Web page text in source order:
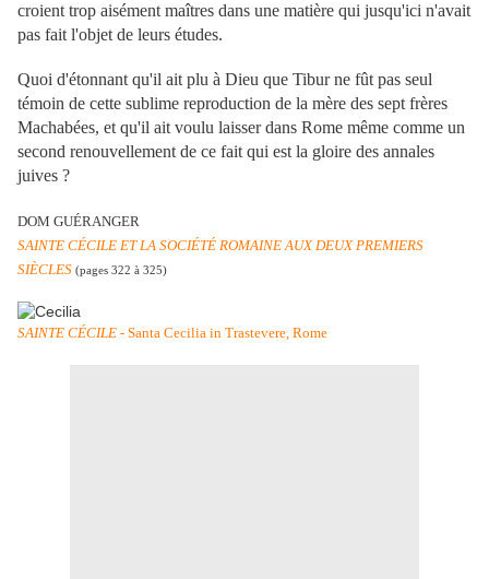
croient trop aisément maîtres dans une matière qui jusqu'ici n'avait
pas fait l'objet de leurs études.
Quoi d'étonnant qu'il ait plu à Dieu que Tibur ne fût pas seul
témoin de cette sublime reproduction de la mère des sept frères
Machabées, et qu'il ait voulu laisser dans Rome même comme un
second renouvellement de ce fait qui est la gloire des annales
juives ?
DOM GUÉRANGER
SAINTE CÉCILE ET LA SOCIÉTÉ ROMAINE AUX DEUX PREMIERS
SIÈCLES (pages 322 à 325)
SAINTE CÉCILE - Santa Cecilia in Trastevere, Rome